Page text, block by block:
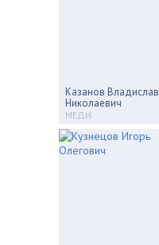
Казанов Владислав
Николаевич
МЕДИ